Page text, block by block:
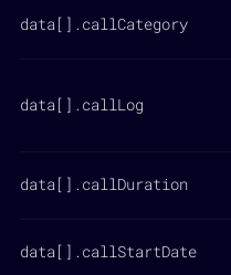
data[].callCategory
data[].callLog
data[].callDuration
data[].callStartDate